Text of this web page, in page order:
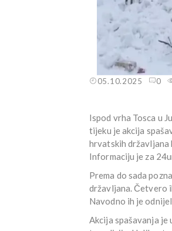
05.10.2025 0
Ispod vrha Tosca u
tijeku je akcija
hrvatskih državljana
Informaciju je za
Prema do sada
državljana. Četvero
Navodno ih je
Akcija spašavanja je